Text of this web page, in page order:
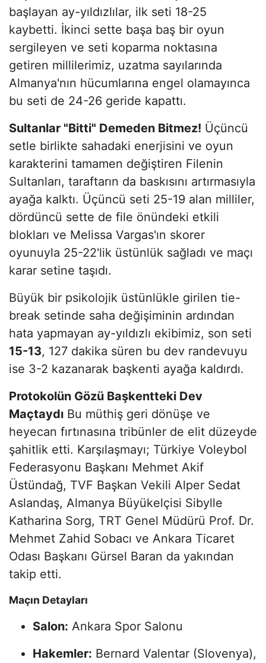
başlayan ay-yıldızlılar, ilk seti 18-25
kaybetti. İkinci sette başa baş bir oyun
sergileyen ve seti koparma noktasına
getiren millilerimiz, uzatma sayılarında
Almanya'nın hücumlarına engel olamayınca
bu seti de 24-26 geride kapattı.
Sultanlar "Bitti" Demeden Bitmez! Üçüncü
setle birlikte sahadaki enerjisini ve oyun
karakterini tamamen değiştiren Filenin
Sultanları, taraftarın da baskısını artırmasıyla
ayağa kalktı. Üçüncü seti 25-19 alan milliler,
dördüncü sette de file önündeki etkili
blokları ve Melissa Vargas'ın skorer
oyunuyla 25-22'lik üstünlük sağladı ve maçı
karar setine taşıdı.
Büyük bir psikolojik üstünlükle girilen tie-
break setinde saha değişiminin ardından
hata yapmayan ay-yıldızlı ekibimiz, son seti
15-13, 127 dakika süren bu dev randevuyu
ise 3-2 kazanarak başkenti ayağa kaldırdı.
Protokolün Gözü Başkentteki Dev
Maçtaydı Bu müthiş geri dönüşe ve
heyecan fırtınasına tribünler de elit düzeyde
şahitlik etti. Karşılaşmayı; Türkiye Voleybol
Federasyonu Başkanı Mehmet Akif
Üstündağ, TVF Başkan Vekili Alper Sedat
Aslandaş, Almanya Büyükelçisi Sibylle
Katharina Sorg, TRT Genel Müdürü Prof. Dr.
Mehmet Zahid Sobacı ve Ankara Ticaret
Odası Başkanı Gürsel Baran da yakından
takip etti.
Maçın Detayları
Salon: Ankara Spor Salonu
Hakemler: Bernard Valentar (Slovenya),